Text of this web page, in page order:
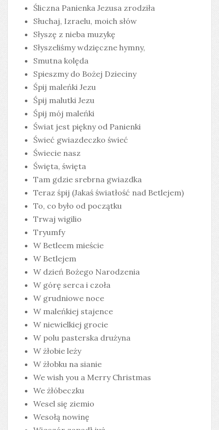
Śliczna Panienka Jezusa zrodziła
Słuchaj, Izraelu, moich słów
Słyszę z nieba muzykę
Słyszeliśmy wdzięczne hymny,
Smutna kolęda
Spieszmy do Bożej Dzieciny
Śpij maleńki Jezu
Śpij malutki Jezu
Śpij mój maleńki
Świat jest piękny od Panienki
Świeć gwiazdeczko świeć
Świecie nasz
Święta, święta
Tam gdzie srebrna gwiazdka
Teraz śpij (Jakaś światłość nad Betlejem)
To, co było od początku
Trwaj wigilio
Tryumfy
W Betleem mieście
W Betlejem
W dzień Bożego Narodzenia
W górę serca i czoła
W grudniowe noce
W maleńkiej stajence
W niewielkiej grocie
W polu pasterska drużyna
W żłobie leży
W żłobku na sianie
We wish you a Merry Christmas
We żłóbeczku
Wesel się ziemio
Wesołą nowinę